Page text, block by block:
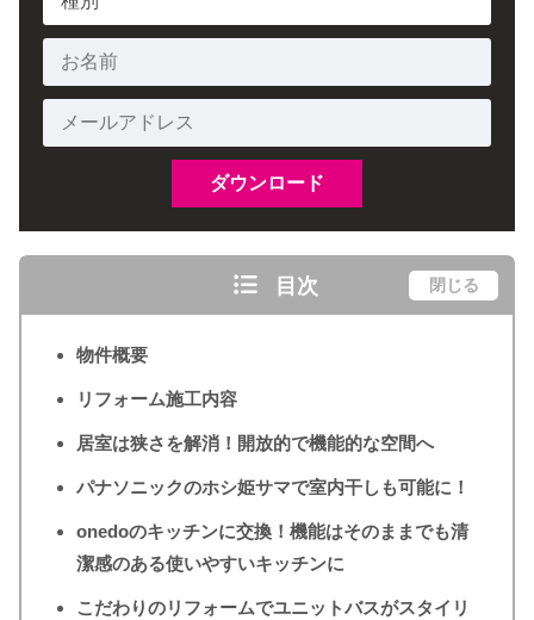
目次 閉じる
物件概要
リフォーム施工内容
居室は狭さを解消！開放的で機能的な空間へ
パナソニックのホシ姫サマで室内干しも可能に！
onedoのキッチンに交換！機能はそのままでも清
潔感のある使いやすいキッチンに
こだわりのリフォームでユニットバスがスタイリ